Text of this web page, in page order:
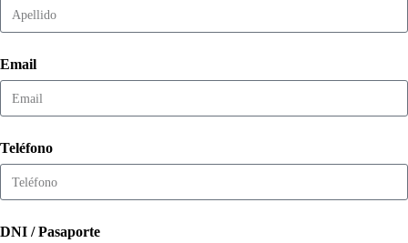
Email
Teléfono
DNI / Pasaporte